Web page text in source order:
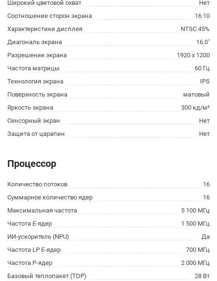
Широкий цветовой охват
Нет
Соотношение сторон экрана
16:10
Характеристики дисплея
NTSC 45%
Диагональ экрана
16.0"
Разрешение экрана
1920 x 1200
Частота матрицы
60 Гц
Технология экрана
IPS
Поверхность экрана
матовый
Яркость экрана
300 кд/м²
Сенсорный экран
Нет
Защита от царапин
Нет
Процессор
Количество потоков
16
Суммарное количество ядер
16
Максимальная частота
5 100 МГц
Частота E-ядер
1 500 МГц
ИИ-ускоритель (NPU)
Да
Частота LP E-ядер
700 МГц
Частота P-ядер
2 000 МГц
Базовый теплопакет (TDP)
28 Вт